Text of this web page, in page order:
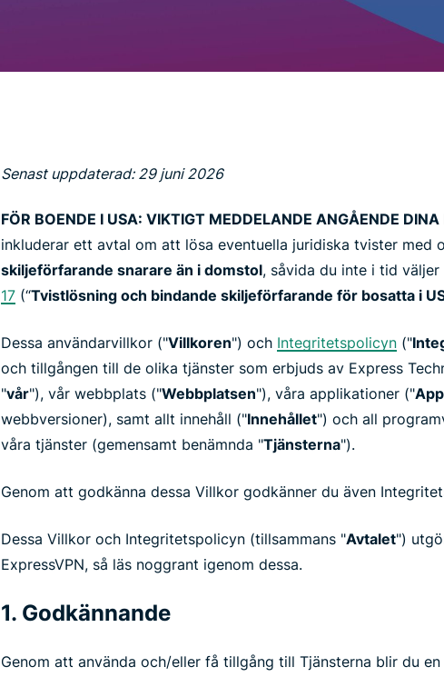
Kraftfull
Senast uppdaterad: 29 juni 2026
FÖR BOENDE I USA: VIKTIGT MEDDELANDE ANGÅENDE DINA
inkluderar ett avtal om att lösa eventuella juridiska tvister med
skiljeförfarande snarare än i domstol, såvida du inte i tid
17 (“Tvistlösning och bindande skiljeförfarande för bosatta i
Dessa användarvillkor ("Villkoren") och Integritetspolicyn ("
och tillgången till de olika tjänster som erbjuds av Express
"vår"), vår webbplats ("Webbplatsen"), våra applikationer ("
webbversioner), samt allt innehåll ("Innehållet") och all
våra tjänster (gemensamt benämnda "Tjänsterna").
Genom att godkänna dessa Villkor godkänner du även
Dessa Villkor och Integritetspolicyn (tillsammans "Avtalet")
ExpressVPN, så läs noggrant igenom dessa.
1. Godkännande
Genom att använda och/eller få tillgång till Tjänsterna blir du